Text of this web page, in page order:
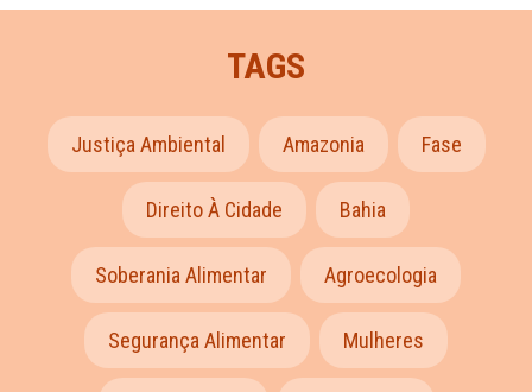
TAGS
Justiça Ambiental Amazonia Fase
Direito À Cidade Bahia
Soberania Alimentar Agroecologia
Segurança Alimentar Mulheres